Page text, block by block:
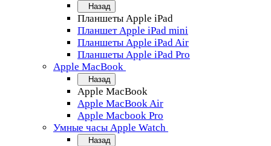
Назад
Планшеты Apple iPad
Планшет Apple iPad mini
Планшеты Apple iPad Air
Планшеты Apple iPad Pro
Apple MacBook
Назад
Apple MacBook
Apple MacBook Air
Apple Macbook Pro
Умные часы Apple Watch
Назад